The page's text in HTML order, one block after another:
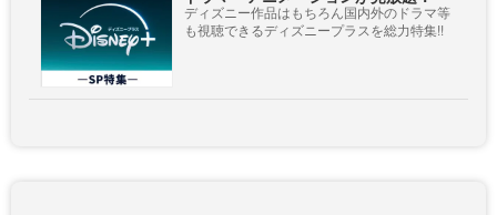
ディズニー作品はもちろん国内外のドラマ等
も視聴できるディズニープラスを総力特集!!